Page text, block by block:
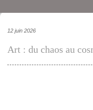
12 juin 2026
Art : du chaos au